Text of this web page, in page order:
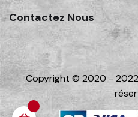
Contactez Nous
Copyright © 2020 -